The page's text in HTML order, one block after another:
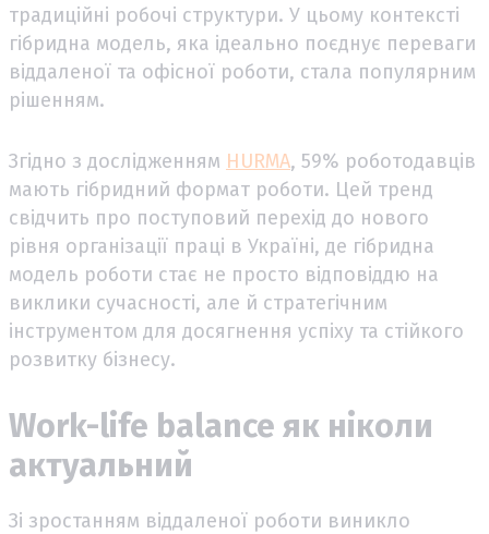
традиційні робочі структури. У цьому контексті
гібридна модель, яка ідеально поєднує переваги
віддаленої та офісної роботи, стала популярним
рішенням.
Згідно з дослідженням HURMA, 59% роботодавців
мають гібридний формат роботи. Цей тренд
свідчить про поступовий перехід до нового
рівня організації праці в Україні, де гібридна
модель роботи стає не просто відповіддю на
виклики сучасності, але й стратегічним
інструментом для досягнення успіху та стійкого
розвитку бізнесу.
Work-life balance як ніколи
актуальний
Зі зростанням віддаленої роботи виникло